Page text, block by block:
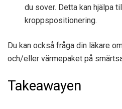
du sover. Detta kan hjälpa
kroppspositionering.
Du kan också fråga din läkare
och/eller värmepaket på
Takeawayen